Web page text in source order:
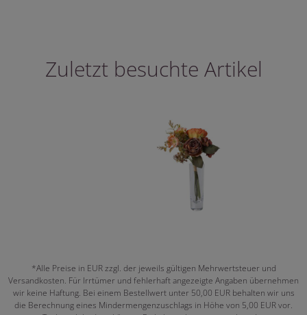
Zuletzt besuchte Artikel
*Alle Preise in EUR zzgl. der jeweils gültigen Mehrwertsteuer und
Versandkosten. Für Irrtümer und fehlerhaft angezeigte Angaben übernehmen
wir keine Haftung. Bei einem Bestellwert unter 50,00 EUR behalten wir uns
die Berechnung eines Mindermengenzuschlags in Höhe von 5,00 EUR vor.